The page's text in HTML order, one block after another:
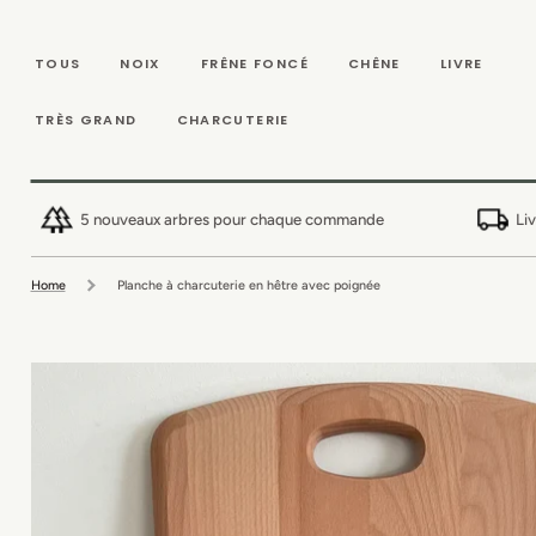
TOUS
NOIX FRÊNE FONCÉ CHÊNE LIVRE
TRÈS GRAND CHARCUTERIE
5 nouveaux arbres pour chaque commande
Home Planche à charcuterie en hêtre avec poignée